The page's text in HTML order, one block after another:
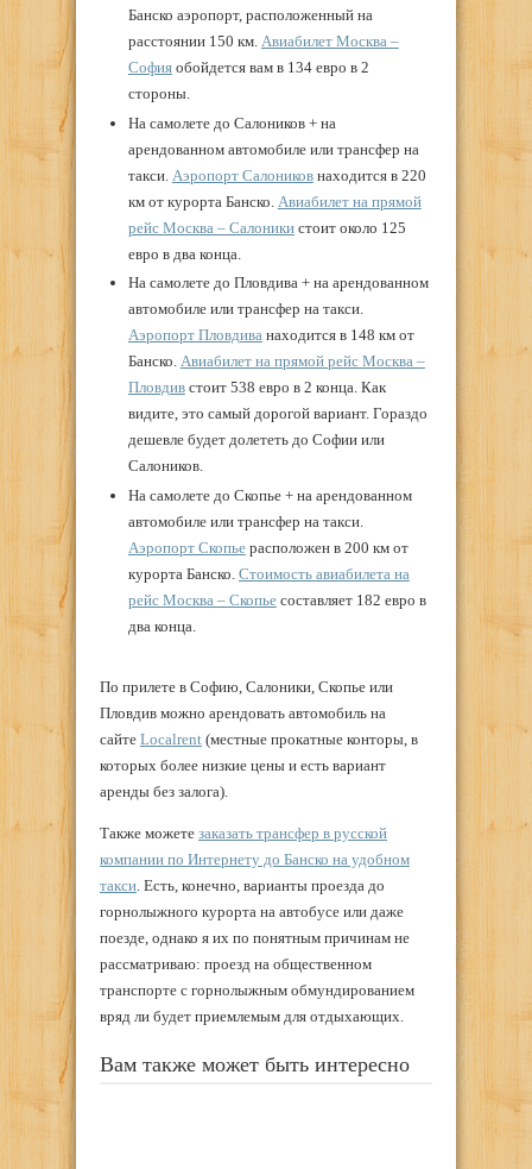
Банско аэропорт, расположенный на
расстоянии 150 км. Авиабилет Москва –
Софияобойдется вам в 134 евро в 2
стороны.
На самолете до Салоников + на
арендованном автомобиле или трансфер на
такси. Аэропорт Салониковнаходится в 220
км от курорта Банско. Авиабилет на прямой
рейс Москва – Салоникистоит около 125
евро в два конца.
На самолете до Пловдива + на арендованном
автомобиле или трансфер на такси.
Аэропорт Пловдиванаходится в 148 км от
Банско. Авиабилет на прямой рейс Москва –
Пловдивстоит 538 евро в 2 конца. Как
видите, это самый дорогой вариант. Гораздо
дешевле будет долететь до Софии или
Салоников.
На самолете до Скопье + на арендованном
автомобиле или трансфер на такси.
Аэропорт Скопьерасположен в 200 км от
курорта Банско. Стоимость авиабилета на
рейс Москва – Скопьесоставляет 182 евро в
два конца.
По прилете в Софию, Салоники, Скопье или
Пловдив можно арендовать автомобиль на
сайте Localrent (местные прокатные конторы, в
которых более низкие цены и есть вариант
аренды без залога).
Также можете заказать трансфер в русской
компании по Интернету до Банско на удобном
такси . Есть, конечно, варианты проезда до
горнолыжного курорта на автобусе или даже
поезде, однако я их по понятным причинам не
рассматриваю: проезд на общественном
транспорте с горнолыжным обмундированием
вряд ли будет приемлемым для отдыхающих.
Вам также может быть интересно